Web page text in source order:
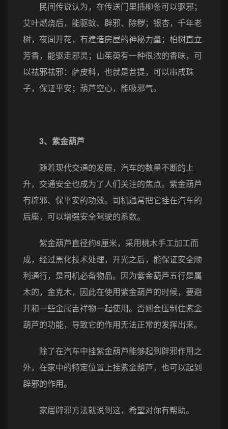
民间传说认为，在传送门里插柳条可以驱邪；
艾叶燃烧后，能驱蚊、辟邪、除秽；银杏，千年老
树，夜间开花，有建造房屋的神秘力量；柏树直立
芳香，能驱走邪灵；山茱萸有一种很浓的香味，可
以祛邪祛邪：萨皮科，也就是菩提，可以串成珠
子，保证平安；葫芦空心，能吸邪气。
3、 紫金葫芦
随着现代交通的发展，汽车的数量不断的上
升，交通安全也成为了人们关注的焦点。紫金葫芦
有辟邪、保平安的功效。司机通常把它挂在汽车的
后座，可以增强安全驾驶的系数。
紫金葫芦直径约8厘米，采用桃木手工加工而
成，经过黑化技术处理，开光之后，能保证安全顺
利通行，是司机必备物品。因为紫金葫芦五行是属
木的，金克木，因此在使用紫金葫芦的时候，要避
开和一些金属吉祥物一起使用。否则会压制住紫金
葫芦的功能，导致它的作用无法正常的发挥出来。
除了在汽车中挂紫金葫芦能够起到辟邪作用之
外，在家中的特定位置上挂紫金葫芦，也可以起到
辟邪的作用。
家居辟邪方法就说到这，希望对你有帮助。